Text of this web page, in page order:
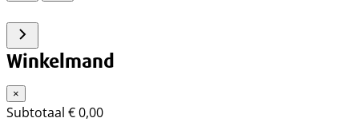
Winkelmand
×
Subtotaal €0,00